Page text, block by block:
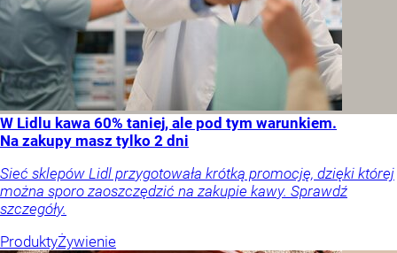
W Lidlu kawa 60% taniej, ale pod tym warunkiem.
Na zakupy masz tylko 2 dni
Sieć sklepów Lidl przygotowała krótką promocję, dzięki której
można sporo zaoszczędzić na zakupie kawy. Sprawdź
szczegóły.
ProduktyŻywienie